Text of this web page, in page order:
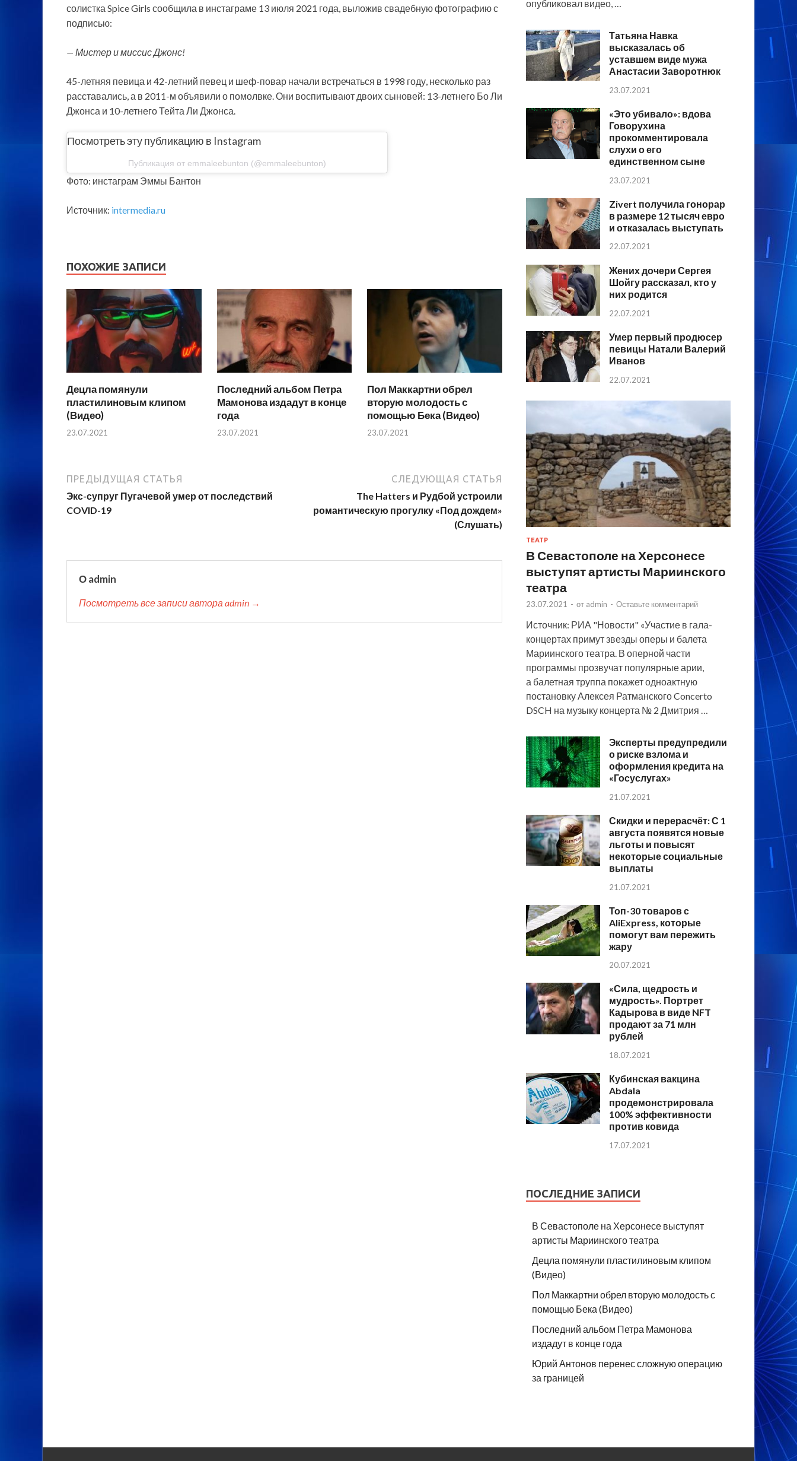
солистка Spice Girls сообщила в инстаграме 13 июля 2021 года, выложив свадебную фотографию с
подписью:
— Мистер и миссис Джонс!
45-летняя певица и 42-летний певец и шеф-повар начали встречаться в 1998 году, несколько раз
расставались, а в 2011-м объявили о помолвке. Они воспитывают двоих сыновей: 13-летнего Бо Ли
Джонса и 10-летнего Тейта Ли Джонса.
Посмотреть эту публикацию в Instagram
Публикация от emmaleebunton (@emmaleebunton)
Фото: инстаграм Эммы Бантон
Источник: intermedia.ru
ПОХОЖИЕ ЗАПИСИ
Децла помянули
пластилиновым клипом
(Видео)
23.07.2021
Последний альбом Петра
Мамонова издадут в конце
года
23.07.2021
Пол Маккартни обрел
вторую молодость с
помощью Бека (Видео)
23.07.2021
ПРЕДЫДУЩАЯ СТАТЬЯ
Экс-супруг Пугачевой умер от последствий
COVID-19
СЛЕДУЮЩАЯ СТАТЬЯ
The Hatters и Рудбой устроили
романтическую прогулку «Под дождем»
(Слушать)
О admin
Посмотреть все записи автора admin →
опубликовал видео, …
Татьяна Навка
высказалась об
уставшем виде мужа
Анастасии Заворотнюк
23.07.2021
«Это убивало»: вдова
Говорухина
прокомментировала
слухи о его
единственном сыне
23.07.2021
Zivert получила гонорар
в размере 12 тысяч евро
и отказалась выступать
22.07.2021
Жених дочери Сергея
Шойгу рассказал, кто у
них родится
22.07.2021
Умер первый продюсер
певицы Натали Валерий
Иванов
22.07.2021
ТЕАТР
В Севастополе на Херсонесе
выступят артисты Мариинского
театра
23.07.2021 - от admin - Оставьте комментарий
Источник: РИА "Новости" «Участие в гала-
концертах примут звезды оперы и балета
Мариинского театра. В оперной части
программы прозвучат популярные арии,
а балетная труппа покажет одноактную
постановку Алексея Ратманского Concerto
DSCH на музыку концерта № 2 Дмитрия …
Эксперты предупредили
о риске взлома и
оформления кредита на
«Госуслугах»
21.07.2021
Скидки и перерасчёт: С 1
августа появятся новые
льготы и повысят
некоторые социальные
выплаты
21.07.2021
Топ-30 товаров с
AliExpress, которые
помогут вам пережить
жару
20.07.2021
«Сила, щедрость и
мудрость». Портрет
Кадырова в виде NFT
продают за 71 млн
рублей
18.07.2021
Кубинская вакцина
Abdala
продемонстрировала
100% эффективности
против ковида
17.07.2021
ПОСЛЕДНИЕ ЗАПИСИ
В Севастополе на Херсонесе выступят
артисты Мариинского театра
Децла помянули пластилиновым клипом
(Видео)
Пол Маккартни обрел вторую молодость с
помощью Бека (Видео)
Последний альбом Петра Мамонова
издадут в конце года
Юрий Антонов перенес сложную операцию
за границей